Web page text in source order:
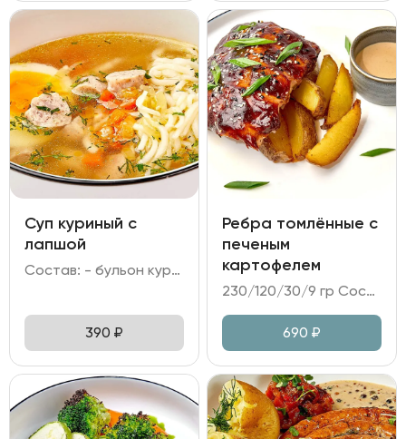
Суп куриный с
лапшой
Состав: - бульон куриный; - лапша; - куриное филе; - яйцо куриное; - морковь, лук репчатый, зелень.
390 ₽
Ребра томлённые с
печеным
картофелем
230/120/30/9 гр Состав: - свиные ребра в глазури барбекю; - картофель печёный; - соус перечный; - кунжут, лук зелёный.
690 ₽